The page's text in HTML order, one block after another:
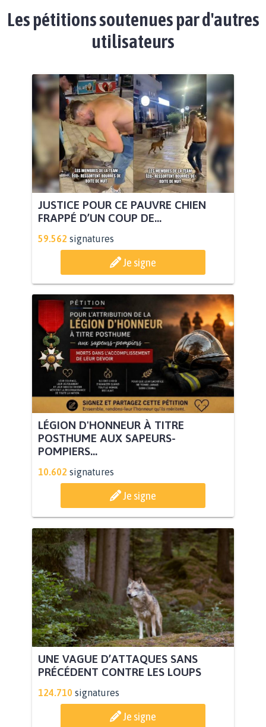
Les pétitions soutenues par d'autres
utilisateurs
JUSTICE POUR CE PAUVRE CHIEN
FRAPPÉ D’UN COUP DE...
59.562 signatures
Je signe
LÉGION D'HONNEUR À TITRE
POSTHUME AUX SAPEURS-
POMPIERS...
10.602 signatures
Je signe
UNE VAGUE D’ATTAQUES SANS
PRÉCÉDENT CONTRE LES LOUPS
124.710 signatures
Je signe